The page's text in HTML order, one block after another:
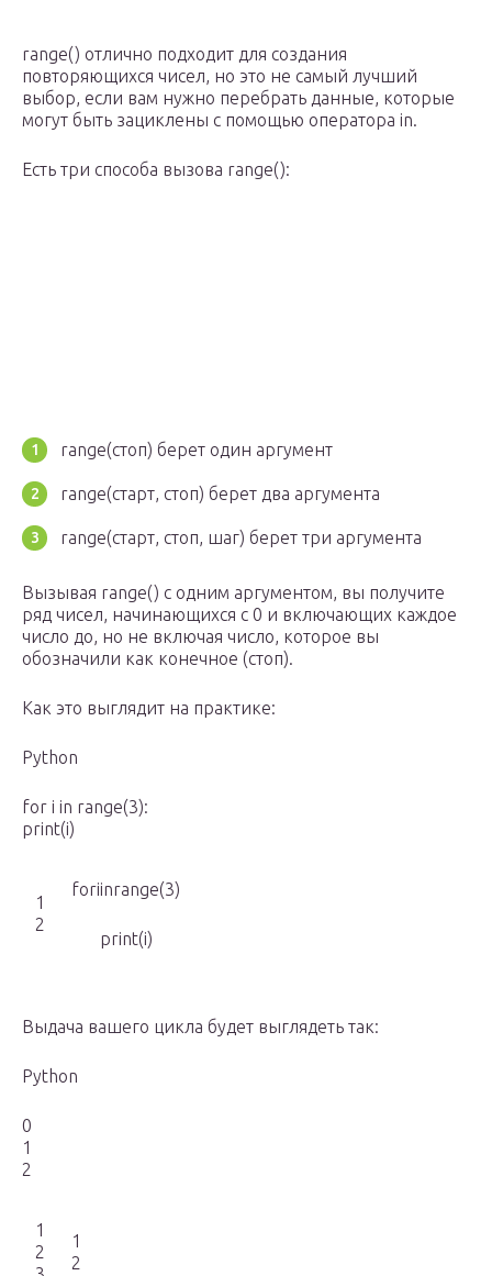
range() отлично подходит для создания
повторяющихся чисел, но это не самый лучший
выбор, если вам нужно перебрать данные, которые
могут быть зациклены с помощью оператора in.
Есть три способа вызова range():
range(стоп) берет один аргумент
range(старт, стоп) берет два аргумента
range(старт, стоп, шаг) берет три аргумента
Вызывая range() с одним аргументом, вы получите
ряд чисел, начинающихся с 0 и включающих каждое
число до, но не включая число, которое вы
обозначили как конечное (стоп).
Как это выглядит на практике:
Python
for i in range(3):
print(i)
1
2
foriinrange(3)
print(i)
Выдача вашего цикла будет выглядеть так:
Python
0
1
2
1
2
1
2